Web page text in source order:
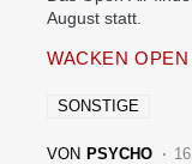
August statt.
WACKEN OPEN
SONSTIGE
VON PSYCHO